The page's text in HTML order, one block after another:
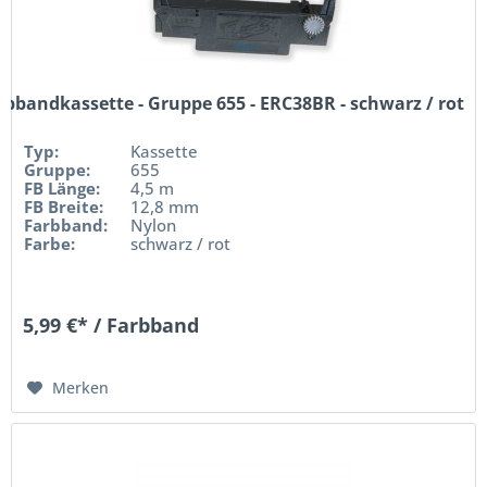
- Gruppe 655 - ERC38BR - schwarz / rot
Typ:
Kassette
Gruppe:
655
FB Länge:
4,5 m
FB Breite:
12,8 mm
Farbband:
Nylon
Farbe:
schwarz / rot
5,99 €* / Farbband
Merken